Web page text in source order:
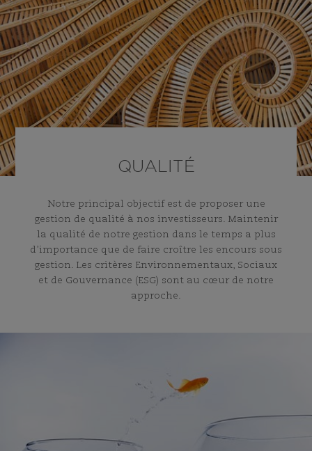
QUALITÉ
Notre principal objectif est de proposer une
gestion de qualité à nos investisseurs. Maintenir
la qualité de notre gestion dans le temps a plus
d’importance que de faire croître les encours sous
gestion. Les critères Environnementaux, Sociaux
et de Gouvernance (ESG) sont au cœur de notre
approche.